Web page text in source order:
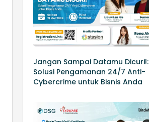
Jangan Sampai Datamu Dicuri!:
Solusi Pengamanan 24/7 Anti-
Cybercrime untuk Bisnis Anda